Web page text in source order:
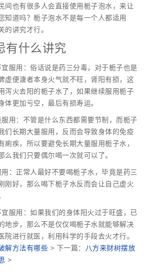
间也有很多人会直接使用栀子泡水，来让
知道吗？栀子泡水不是每一个人都适用
的讲究才行。
有什么讲究
服用：俗话说是药三分毒，对于栀子也是
虚便溏者本身火气就不旺，肾阳有损，这
泻火去阳的栀子水了，如果继续服用栀子
体更加亏空，最后有损寿运。
用：不管是什么东西都需要节制，而栀子
们长期大量服用，反而会导致身体的免疫
痢疾，所以要避免长期大量服用栀子水，
么我们只要偶尔喝一次就可以了。
：正常人最好不要喝栀子水，毕竟是药三
刚好，那么喝下栀子水反而会让自己虚火
服用：如果我们的身体阳火过于旺盛，已
地步，那么不是仅仅喝栀子水就能够解决
院进行就医，利用科学的手段去火才行。
解方法有哪些 > 下一篇： 八方来财树摆放
>